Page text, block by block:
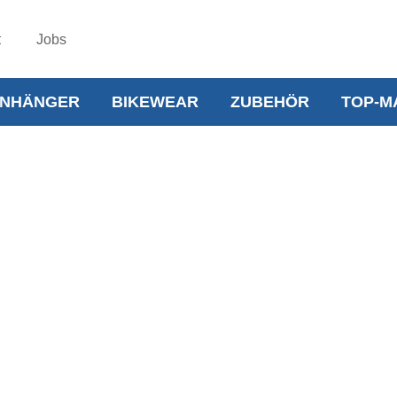
Jobs
BIKEWEAR ZUBEHÖR TOP-